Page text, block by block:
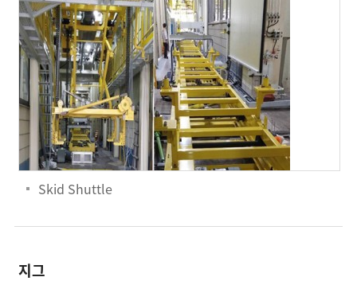
Skid Shuttle
지그